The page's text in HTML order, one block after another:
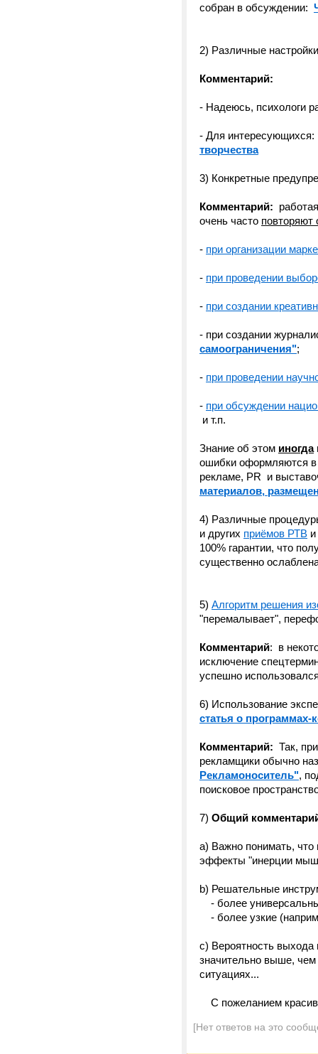
собран в обсуждении:
2) Различные
Комментарий:
- Надеюсь, психологи
- Для интересующихся:
творчества
3) Конкретные
Комментарий:
очень часто повторяют
- при организации
- при проведении
- при создании
- при создании
самоограничения";
- при проведении
- при обсуждении
и т.п.
Знание об этом иногда
ошибки оформляются в
рекламе, PR и
материалов,
4) Различные
и других приёмов РТВ
100% гарантии, что
существенно
5) Алгоритм решения
"перемалывает",
Комментарий: в
исключение
успешно
6) Использование
статья о
Комментарий: Так,
рекламщики обычно
Рекламоноситель",
поисковое
7) Общий
а) Важно понимать,
эффекты "инерции
b) Решательные
- более
- более узкие
c) Вероятность
значительно выше,
ситуациях...
С пожеланием
[Нет ответов на это